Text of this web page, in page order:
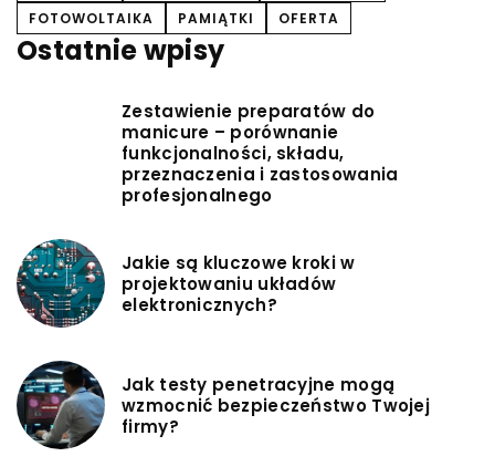
FOTOWOLTAIKA
PAMIĄTKI OFERTA
Ostatnie wpisy
Zestawienie preparatów do
manicure – porównanie
funkcjonalności, składu,
przeznaczenia i zastosowania
profesjonalnego
Jakie są kluczowe kroki w
projektowaniu układów
elektronicznych?
Jak testy penetracyjne mogą
wzmocnić bezpieczeństwo Twojej
firmy?